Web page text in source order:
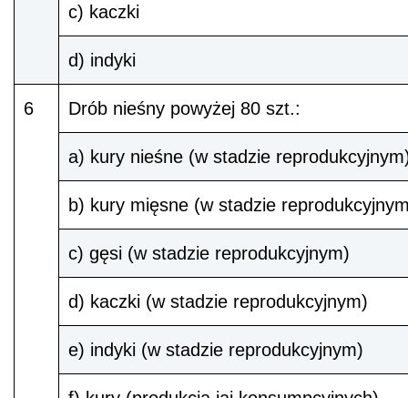
c) kaczki
d) indyki
6 Drób nieśny powyżej 80 szt.:
a) kury nieśne (w stadzie
b) kury mięsne (w stadzie
c) gęsi (w stadzie reprodukcyjnym)
d) kaczki (w stadzie reprodukcyjnym)
e) indyki (w stadzie reprodukcyjnym)